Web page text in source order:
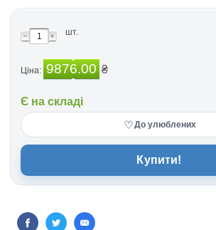
шт.
Ціна: 9876.00 ₴
Є на складі
♡До улюблених
Купити!